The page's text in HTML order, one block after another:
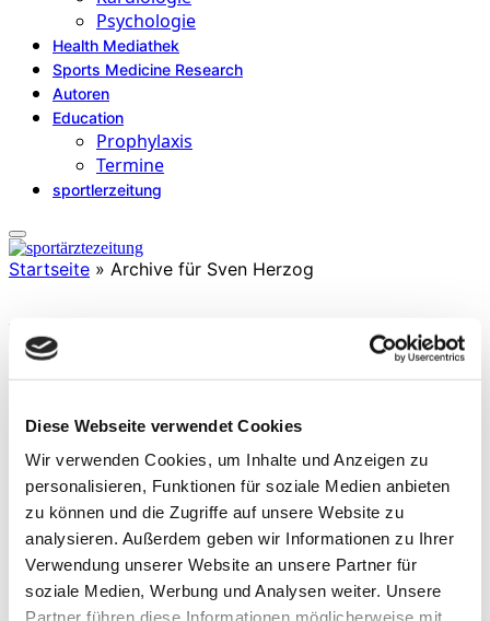
Diese Webseite verwendet Cookies
Wir verwenden Cookies, um Inhalte und Anzeigen zu
personalisieren, Funktionen für soziale Medien anbieten
zu können und die Zugriffe auf unsere Website zu
analysieren. Außerdem geben wir Informationen zu Ihrer
Verwendung unserer Website an unsere Partner für
soziale Medien, Werbung und Analysen weiter. Unsere
Partner führen diese Informationen möglicherweise mit
Psychologie
Health Mediathek
Sports Medicine Research
Autoren
Education
Prophylaxis
Termine
sportlerzeitung
Startseite » Archive für Sven Herzog
Sven Herzog
im Nebenfach und absolvierte einen Diplomabschluss in Sport- und
Gesundheitspädagogik. Im Rahmen einer Athletiktrainerausbildung
in Kanada sammelte er internationale hockeyspezifische Coaching
Erfahrung während eines NHL-Mentorships in Burlington/Toronto.
Von der Saison 2007/2008 bis 2019 war Sven Herzog als
Athletiktrainer der Augsburger Panther tätig (seit 2015 in Vollzeit),
bevor er 2019 Leiter Athletik beim 1. FSV Mainz 05 wurde.